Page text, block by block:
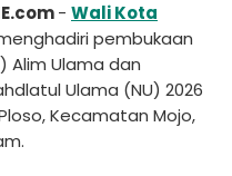
- Wali Kota
pembukaan
Alim Ulama dan
Ulama (NU) 2026
Kecamatan Mojo,